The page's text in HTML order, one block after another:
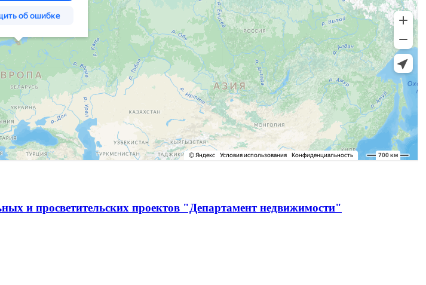
и просветительских проектов "Департамент недвижимости"